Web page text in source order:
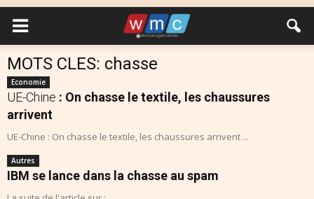
MOTS CLES: chasse
Economie
UE-Chine : On chasse le textile, les chaussures
arrivent
UE-Chine : On chasse le textile, les chaussures arrivent ...
Autres
IBM se lance dans la chasse au spam